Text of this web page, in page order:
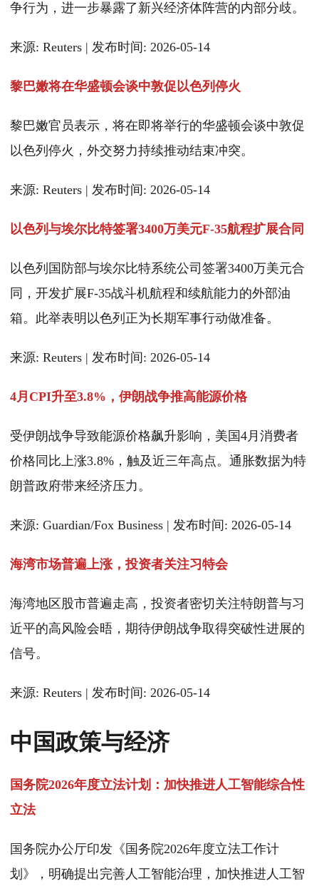
争行为，进一步暴露了新兴经济体阵营的内部分歧。
来源: Reuters | 发布时间: 2026-05-14
黎巴嫩将在华盛顿会谈中敦促以色列停火
黎巴嫩官员表示，将在即将举行的华盛顿会谈中敦促
以色列停火，外交努力持续推动结束冲突。
来源: Reuters | 发布时间: 2026-05-14
以色列与埃尔比特签署3400万美元F-35航程扩展合同
以色列国防部与埃尔比特系统公司签署3400万美元合
同，开发扩展F-35战斗机航程和续航能力的外部油
箱。此举表明以色列正为长期军事行动做准备。
来源: Reuters | 发布时间: 2026-05-14
4月CPI升至3.8%，伊朗战争推高能源价格
受伊朗战争导致能源价格飙升影响，美国4月消费者
价格同比上涨3.8%，触及近三年高点。通胀数据为特
朗普政府带来经济压力。
来源: Guardian/Fox Business | 发布时间: 2026-05-14
海湾市场普遍上涨，投资者关注习特会
海湾地区股市普遍走高，投资者密切关注特朗普与习
近平的高风险会晤，期待伊朗战争取得突破性进展的
信号。
来源: Reuters | 发布时间: 2026-05-14
中国政策与经济
国务院2026年度立法计划：加快推进人工智能综合性
立法
国务院办公厅印发《国务院2026年度立法工作计
划》，明确提出完善人工智能治理，加快推进人工智